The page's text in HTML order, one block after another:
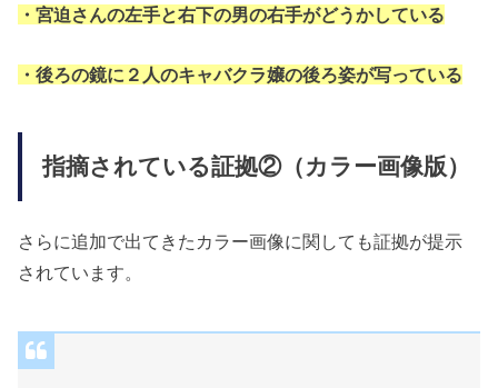
・宮迫さんの左手と右下の男の右手がどうかしている
・後ろの鏡に２人のキャバクラ嬢の後ろ姿が写っている
指摘されている証拠②（カラー画像版）
さらに追加で出てきたカラー画像に関しても証拠が提示
されています。